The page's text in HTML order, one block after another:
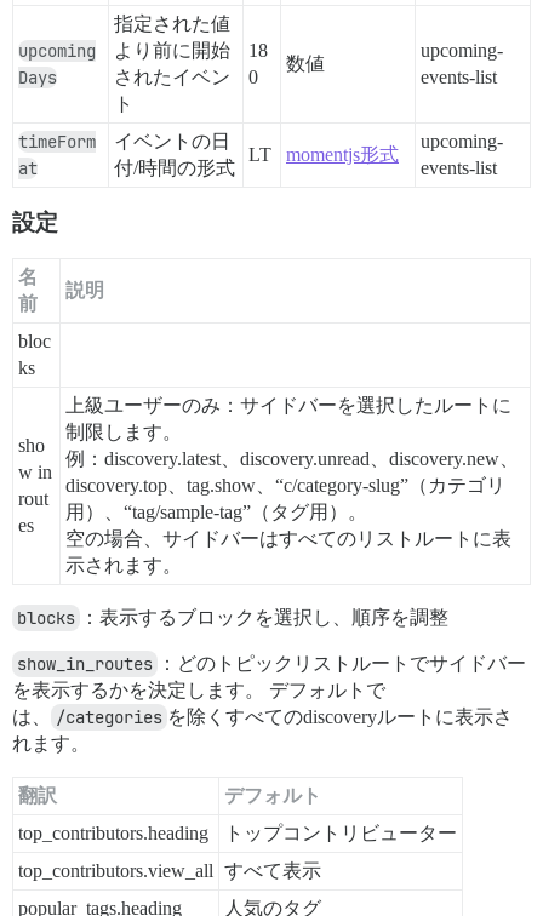
upcoming
Days
指定された値
より前に開始
されたイベン
ト
18
0
数値
upcoming-
events-list
timeForm
at
イベントの日
付/時間の形式
LT momentjs形式
upcoming-
events-list
設定
名
前
説明
bloc
ks
sho
w in
rout
es
上級ユーザーのみ：サイドバーを選択したルートに
制限します。
例：discovery.latest、discovery.unread、discovery.new、
discovery.top、tag.show、“c/category-slug”（カテゴリ
用）、“tag/sample-tag”（タグ用）。
空の場合、サイドバーはすべてのリストルートに表
示されます。
blocks ：表示するブロックを選択し、順序を調整
show_in_routes
：どのトピックリストルートでサイドバー
を表示するかを決定します。 デフォルトで
は、
/categories を除くすべてのdiscoveryルートに表示さ
れます。
翻訳
デフォルト
top_contributors.heading
トップコントリビューター
top_contributors.view_all すべて表示
popular_tags.heading
人気のタグ